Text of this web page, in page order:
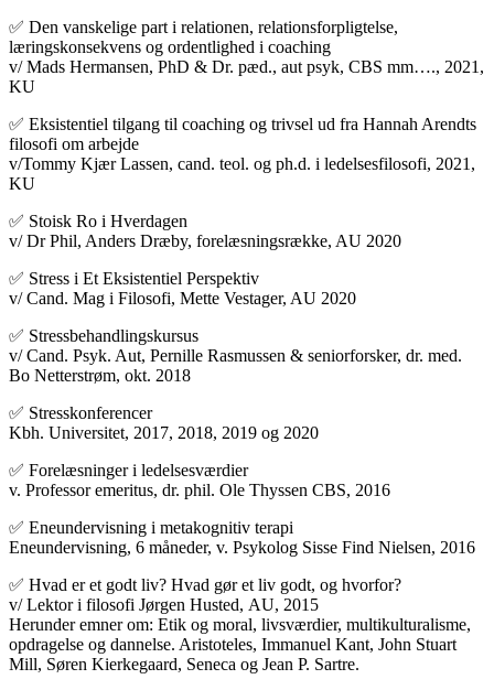
✅ Den vanskelige part i relationen, relationsforpligtelse,
læringskonsekvens og ordentlighed i coaching
v/ Mads Hermansen, PhD & Dr. pæd., aut psyk, CBS mm…., 2021,
KU
✅ Eksistentiel tilgang til coaching og trivsel ud fra Hannah Arendts
filosofi om arbejde
v/Tommy Kjær Lassen, cand. teol. og ph.d. i ledelsesfilosofi, 2021,
KU
✅ Stoisk Ro i Hverdagen
v/ Dr Phil, Anders Dræby, forelæsningsrække, AU 2020
✅ Stress i Et Eksistentiel Perspektiv
v/ Cand. Mag i Filosofi, Mette Vestager, AU 2020
✅ Stressbehandlingskursus
v/ Cand. Psyk. Aut, Pernille Rasmussen & seniorforsker, dr. med.
Bo Netterstrøm, okt. 2018
✅ Stresskonferencer
Kbh. Universitet, 2017, 2018, 2019 og 2020
✅ Forelæsninger i ledelsesværdier
v. Professor emeritus, dr. phil. Ole Thyssen CBS, 2016
✅ Eneundervisning i metakognitiv terapi
Eneundervisning, 6 måneder, v. Psykolog Sisse Find Nielsen, 2016
✅ Hvad er et godt liv? Hvad gør et liv godt, og hvorfor?
v/ Lektor i filosofi Jørgen Husted, AU, 2015
Herunder emner om: Etik og moral, livsværdier, multikulturalisme,
opdragelse og dannelse. Aristoteles, Immanuel Kant, John Stuart
Mill, Søren Kierkegaard, Seneca og Jean P. Sartre.